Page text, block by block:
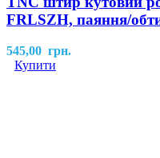
FRLSZH, паяння/
545,00 грн.
Купити